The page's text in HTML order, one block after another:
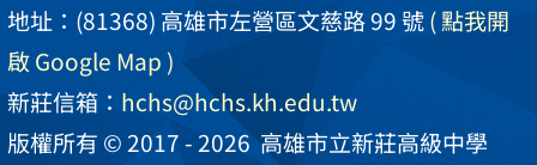
地址：(81368) 高雄市左營區文慈路 99 號( 點我開
啟 Google Map )
新莊信箱： hchs@hchs.kh.edu.tw
版權所有 © 2017 - 2026高雄市立新莊高級中學